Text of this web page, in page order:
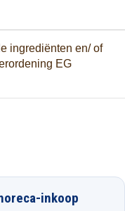
ingrediënten en/ of
EG
inkoop